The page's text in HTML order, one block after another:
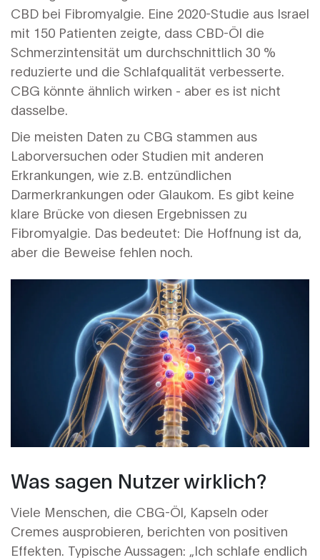
CBD bei Fibromyalgie. Eine 2020-Studie aus Israel
mit 150 Patienten zeigte, dass CBD-Öl die
Schmerzintensität um durchschnittlich 30 %
reduzierte und die Schlafqualität verbesserte.
CBG könnte ähnlich wirken - aber es ist nicht
dasselbe.
Die meisten Daten zu CBG stammen aus
Laborversuchen oder Studien mit anderen
Erkrankungen, wie z.B. entzündlichen
Darmerkrankungen oder Glaukom. Es gibt keine
klare Brücke von diesen Ergebnissen zu
Fibromyalgie. Das bedeutet: Die Hoffnung ist da,
aber die Beweise fehlen noch.
Was sagen Nutzer wirklich?
Viele Menschen, die CBG-Öl, Kapseln oder
Cremes ausprobieren, berichten von positiven
Effekten. Typische Aussagen: „Ich schlafe endlich